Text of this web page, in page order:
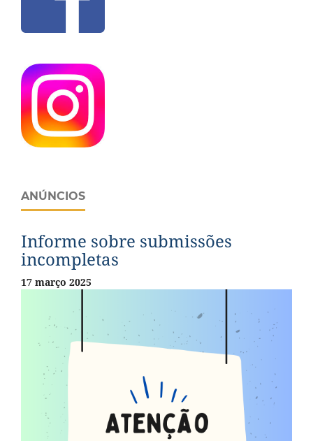
ANÚNCIOS
Informe sobre submissões
incompletas
17 março 2025